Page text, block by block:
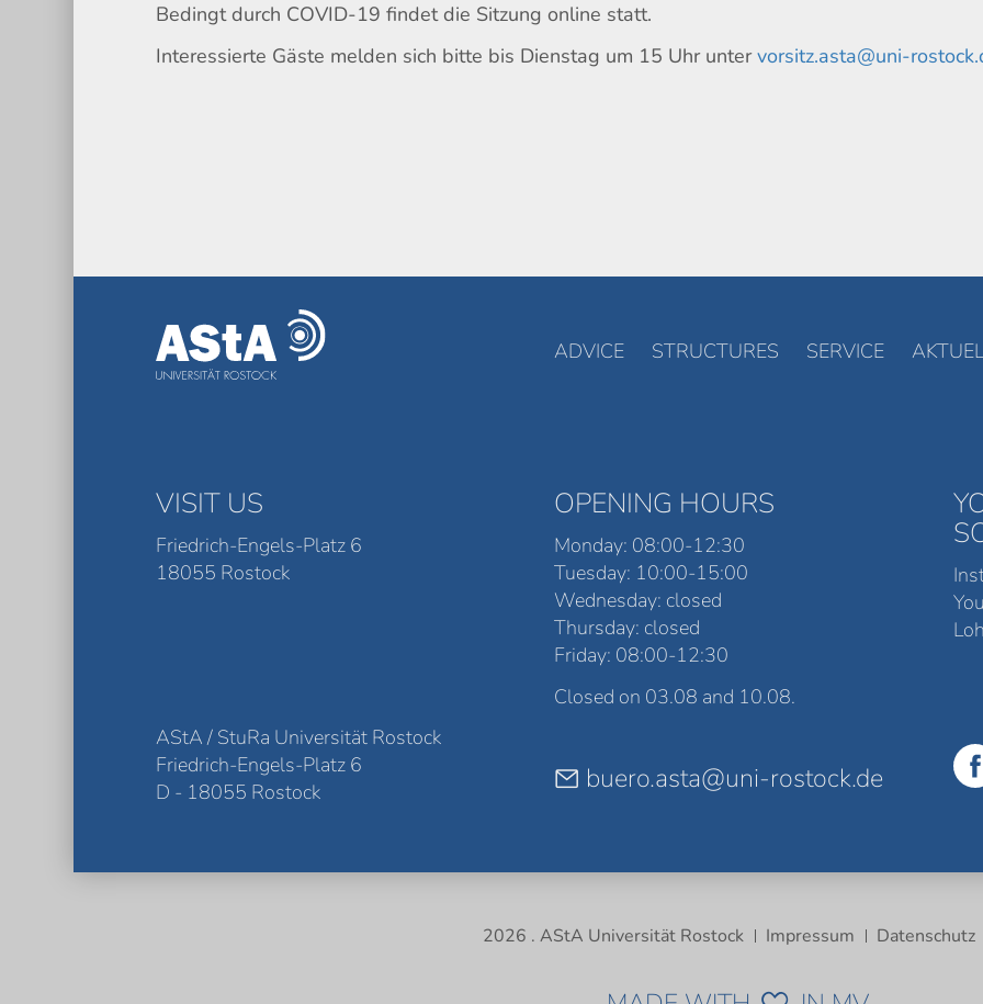
Bedingt durch COVID-19 findet die Sitzung online statt.
Interessierte Gäste melden sich bitte bis Dienstag um 15 Uhr untervorsitz.asta@uni-
ADVICE STRUCTURES SERVICE
VISIT US
Friedrich-Engels-Platz 6
18055 Rostock
OPENING HOURS
Monday: 08:00-12:30
Tuesday: 10:00-15:00
Wednesday: closed
Thursday: closed
Friday: 08:00-12:30
Closed on 03.08 and 10.08.
AStA / StuRa Universität Rostock
Friedrich-Engels-Platz 6
D - 18055 Rostock
buero.asta@uni-rostock.de
2026 . AStA Universität Rostock Impressum Datenschutz